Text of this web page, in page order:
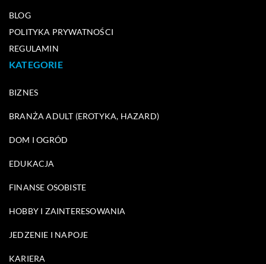
BLOG
POLITYKA PRYWATNOŚCI
REGULAMIN
KATEGORIE
BIZNES
BRANŻA ADULT (EROTYKA, HAZARD)
DOM I OGRÓD
EDUKACJA
FINANSE OSOBISTE
HOBBY I ZAINTERESOWANIA
JEDZENIE I NAPOJE
KARIERA